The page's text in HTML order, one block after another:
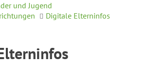
und Jugend
Digitale Elterninfos